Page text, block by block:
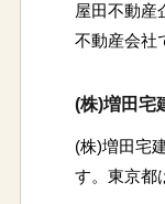
屋田不動産
不動産会社
(株)増田宅
(株)増田宅
す。東京都